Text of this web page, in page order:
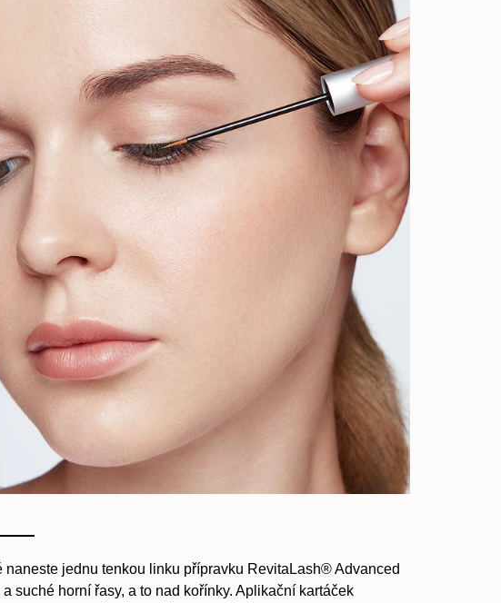
naneste jednu tenkou linku přípravku RevitaLash® Advanced
suché horní řasy, a to nad kořínky. Aplikační kartáček